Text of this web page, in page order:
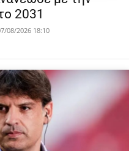
2031
08/2026 18:10